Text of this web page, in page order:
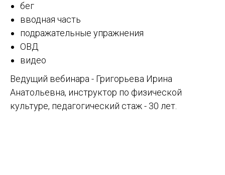
бег
вводная часть
подражательные упражнения
ОВД
видео
Ведущий вебинара - Григорьева Ирина
Анатольевна, инструктор по физической
культуре, педагогический стаж - 30 лет.